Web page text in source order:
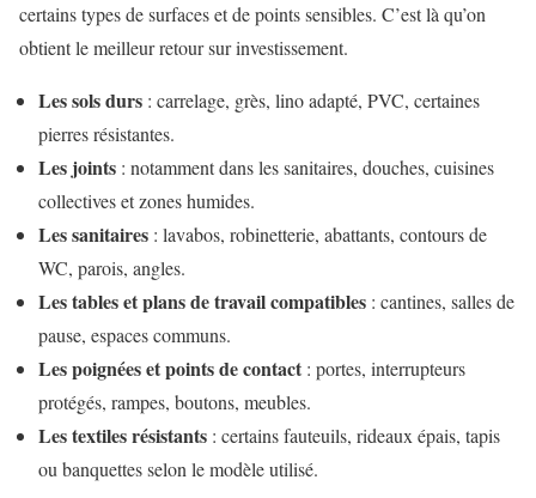
certains types de surfaces et de points sensibles. C’est là qu’on
obtient le meilleur retour sur investissement.
Les sols durs : carrelage, grès, lino adapté, PVC, certaines
pierres résistantes.
Les joints : notamment dans les sanitaires, douches, cuisines
collectives et zones humides.
Les sanitaires : lavabos, robinetterie, abattants, contours de
WC, parois, angles.
Les tables et plans de travail compatibles : cantines, salles de
pause, espaces communs.
Les poignées et points de contact : portes, interrupteurs
protégés, rampes, boutons, meubles.
Les textiles résistants : certains fauteuils, rideaux épais, tapis
ou banquettes selon le modèle utilisé.